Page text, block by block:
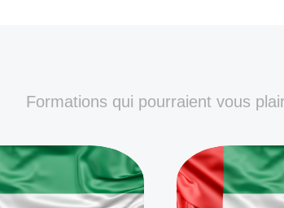
Formations qui pourraient vous